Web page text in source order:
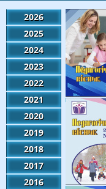
2026
2025
2024
2023
2022
2021
2020
2019
2018
2017
2016